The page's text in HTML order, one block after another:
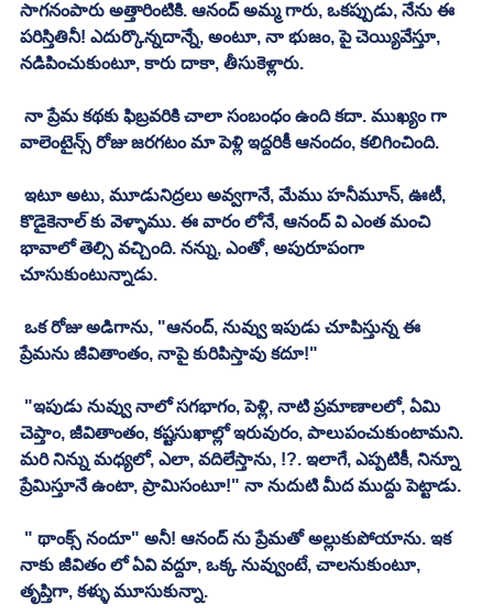
సాగనంపారు అత్తారింటికి. ఆనంద్ అమ్మ గారు, ఒకప్పుడు, నేను ఈ
పరిస్తితినీ! ఎదుర్కొన్నదాన్నే, అంటూ, నా భుజం, పై చెయ్యివేస్తూ,
నడిపించుకుంటూ, కారు దాకా, తీసుకెళ్లారు.
వాలెంటైన్స్ రోజు జరగటం మా పెళ్లి ఇద్దరికీ ఆనందం, కలిగించింది.
కొడైకెనాల్ కు వెళ్ళాము. ఈ వారం లోనే, ఆనంద్ వి ఎంత మంచి
భావాలో తెల్సి వచ్చింది. నన్ను, ఎంతో, అపురూపంగా
చూసుకుంటున్నాడు.
ప్రేమను జీవితాంతం, నాపై కురిపిస్తావు కదూ!"
చెప్తాం, జీవితాంతం, కష్టసుఖాల్లో ఇరువురం, పాలుపంచుకుంటామని.
మరి నిన్ను మధ్యలో, ఎలా, వదిలేస్తాను, !?. ఇలాగే, ఎప్పటికీ, నిన్నూ
ప్రేమిస్తూనే ఉంటా, ప్రామిసంటూ!" నా నుదుటి మీద ముద్దు పెట్టాడు.
నాకు జీవితం లో ఏవి వద్దూ, ఒక్క నువ్వుంటే, చాలనుకుంటూ,
తృప్తిగా, కళ్ళు మూసుకున్నా.